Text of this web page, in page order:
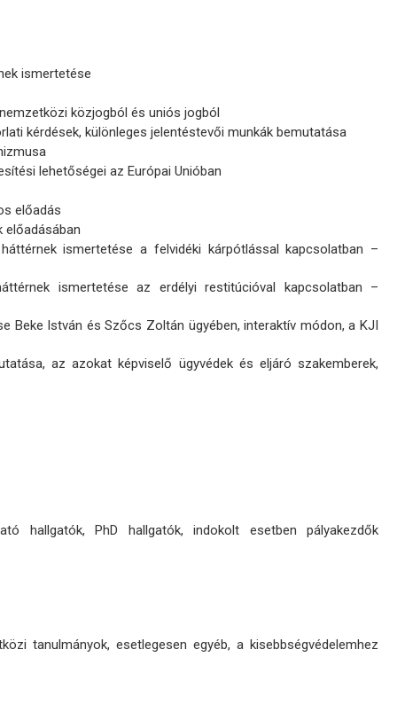
ismertetése
közjogból és uniós jogból
kérdések, különleges jelentéstevői munkák bemutatása
lehetőségei az Európai Unióban
előadás
előadásában
ismertetése a felvidéki kárpótlással kapcsolatban –
ismertetése az erdélyi restitúcióval kapcsolatban –
Beke István és Szőcs Zoltán ügyében, interaktív módon, a KJI
az azokat képviselő ügyvédek és eljáró szakemberek,
hallgatók, PhD hallgatók, indokolt esetben pályakezdők
tanulmányok, esetlegesen egyéb, a kisebbségvédelemhez